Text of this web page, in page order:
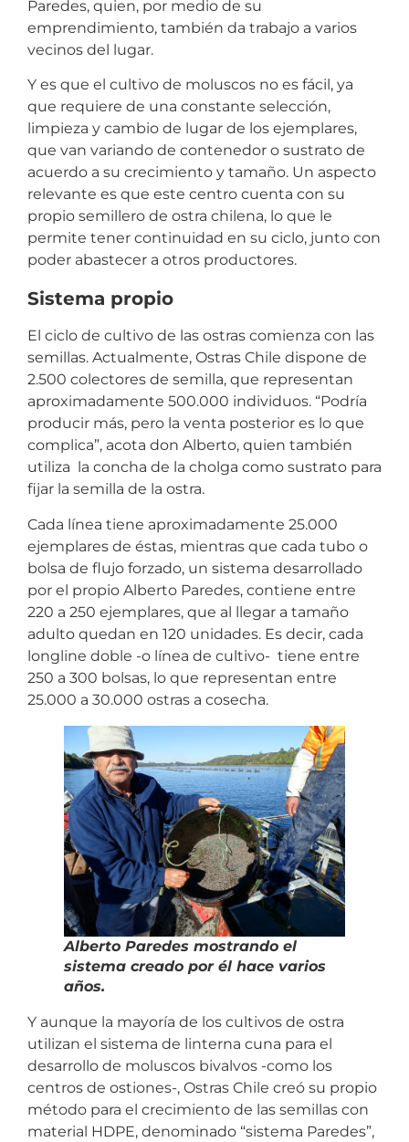
Paredes, quien, por medio de su
emprendimiento, también da trabajo a varios
vecinos del lugar.
Y es que el cultivo de moluscos no es fácil, ya
que requiere de una constante selección,
limpieza y cambio de lugar de los ejemplares,
que van variando de contenedor o sustrato de
acuerdo a su crecimiento y tamaño. Un aspecto
relevante es que este centro cuenta con su
propio semillero de ostra chilena, lo que le
permite tener continuidad en su ciclo, junto con
poder abastecer a otros productores.
Sistema propio
El ciclo de cultivo de las ostras comienza con las
semillas. Actualmente, Ostras Chile dispone de
2.500 colectores de semilla, que representan
aproximadamente 500.000 individuos. “Podría
producir más, pero la venta posterior es lo que
complica”, acota don Alberto, quien también
utiliza la concha de la cholga como sustrato para
fijar la semilla de la ostra.
Cada línea tiene aproximadamente 25.000
ejemplares de éstas, mientras que cada tubo o
bolsa de flujo forzado, un sistema desarrollado
por el propio Alberto Paredes, contiene entre
220 a 250 ejemplares, que al llegar a tamaño
adulto quedan en 120 unidades. Es decir, cada
longline doble -o línea de cultivo- tiene entre
250 a 300 bolsas, lo que representan entre
25.000 a 30.000 ostras a cosecha.
Alberto Paredes mostrando el
sistema creado por él hace varios
años.
Y aunque la mayoría de los cultivos de ostra
utilizan el sistema de linterna cuna para el
desarrollo de moluscos bivalvos -como los
centros de ostiones-, Ostras Chile creó su propio
método para el crecimiento de las semillas con
material HDPE, denominado “sistema Paredes”,